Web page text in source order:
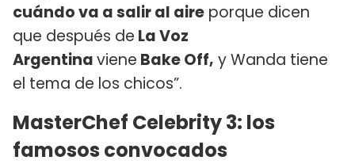
cuándo va a salir al aire porque dicen
que después de La Voz
Argentinaviene Bake Off, y Wanda tiene
el tema de los chicos”.
MasterChef Celebrity 3: los
famosos convocados